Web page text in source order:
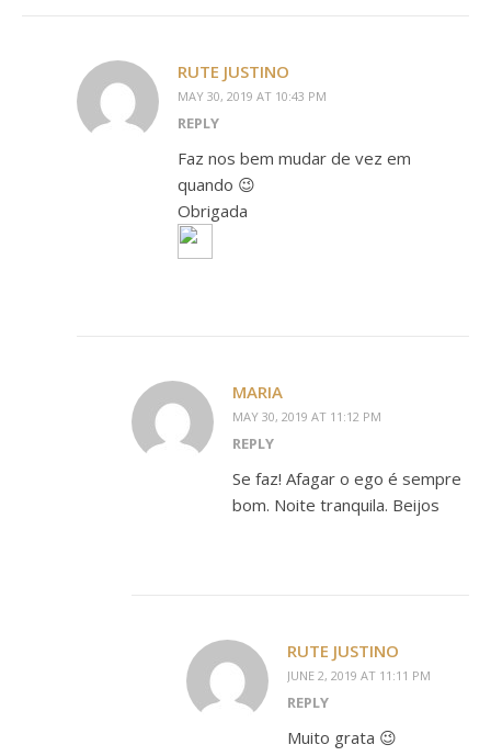
RUTE JUSTINO
MAY 30, 2019 AT 10:43 PM
REPLY
Faz nos bem mudar de vez em
quando 😉
Obrigada
MARIA
MAY 30, 2019 AT 11:12 PM
REPLY
Se faz! Afagar o ego é sempre
bom. Noite tranquila. Beijos
RUTE JUSTINO
JUNE 2, 2019 AT 11:11 PM
REPLY
Muito grata 😉